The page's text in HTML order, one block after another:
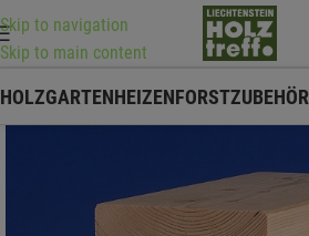
Skip to navigation
Skip to main content
HOLZGARTENHEIZENFORSTZUBEHÖR